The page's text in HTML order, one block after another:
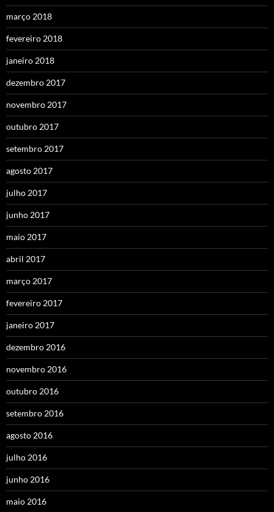
março 2018
fevereiro 2018
janeiro 2018
dezembro 2017
novembro 2017
outubro 2017
setembro 2017
agosto 2017
julho 2017
junho 2017
maio 2017
abril 2017
março 2017
fevereiro 2017
janeiro 2017
dezembro 2016
novembro 2016
outubro 2016
setembro 2016
agosto 2016
julho 2016
junho 2016
maio 2016